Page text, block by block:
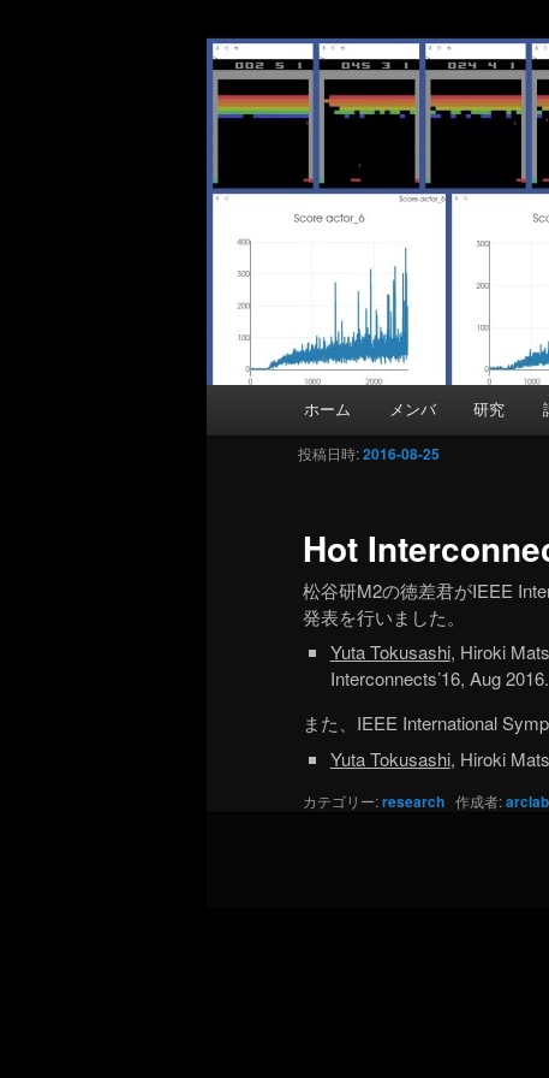
Matsutani Lab
Department of Information and
ホーム メンバ 研究
Hot
投稿日時:2016-08-25
松谷研M2の徳差君がIEEE
発表を行いました。
Yuta Tokusashi, Hiroki
Interconnects’16, Aug 2016.
また、IEEE International
Yuta Tokusashi, Hiroki
カテゴリー:research 作成者:arclab